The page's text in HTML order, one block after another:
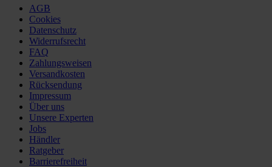
AGB
Cookies
Datenschutz
Widerrufsrecht
FAQ
Zahlungsweisen
Versandkosten
Rücksendung
Impressum
Über uns
Unsere Experten
Jobs
Händler
Ratgeber
Barrierefreiheit